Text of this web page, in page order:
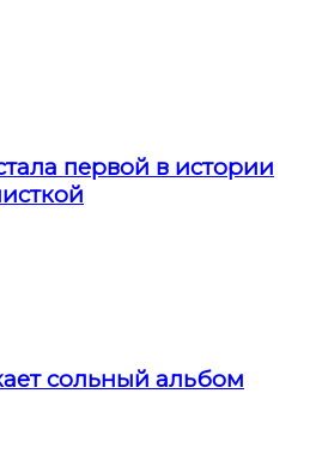
первой в истории
сольный альбом